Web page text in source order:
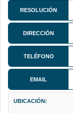
RESOLUCIÓN
DIRECCIÓN
TELÉFONO
EMAIL
UBICACIÓN: